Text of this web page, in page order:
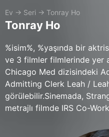
Ev → Seri → Tonray Ho
Tonray Ho
%isim%, %yaşında bir
ve 3 filmler filmlerinde yer
Chicago Med dizisindeki
Admitting Clerk Leah /
görülebilir.Sinemada,
metrajlı filmde IRS Co-